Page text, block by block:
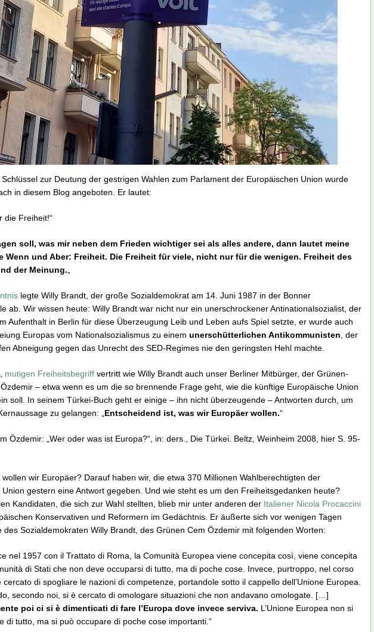
zur Deutung der gestrigen Wahlen zum Parlament der Europäischen Union wurde
in diesem Blog angeboten. Er lautet:
die Freiheit!“
soll, was mir neben dem Frieden wichtiger sei als alles andere, dann lautet meine
Wenn und Aber: Freiheit. Die Freiheit für viele, nicht nur für die wenigen. Freiheit des
der Meinung.
legte Willy Brandt, der große Sozialdemokrat am 14. Juni 1987 in der Bonner
ab. Wir wissen heute: Willy Brandt war nicht nur ein unerschrockener Antinationalsozialist, der
Aufenthalt in Berlin für diese Überzeugung Leib und Leben aufs Spiel setzte, er wurde auch
Europas vom Nationalsozialismus zu einem unerschütterlichen Antikommunisten , der
Abneigung gegen das Unrecht des SED-Regimes nie den geringsten Hehl machte.
mutigen Freiheitsbegriff vertritt wie Willy Brandt auch unser Berliner Mitbürger, der Grünen-
– etwa wenn es um die so brennende Frage geht, wie die künftige Europäische Union
soll. In seinem Türkei-Buch geht er einige – ihn nicht überzeugende – Antworten durch, um
zu gelangen: „ Entscheidend ist, was wir Europäer wollen.“
Özdemir: „Wer oder was ist Europa?“, in: ders., Die Türkei. Beltz, Weinheim 2008, hier S. 95-
wollen wir Europäer? Darauf haben wir, die etwa 370 Millionen Wahlberechtigten der
Union gestern eine Antwort gegeben. Und wie steht es um den Freiheitsgedanken heute?
Kandidaten, die sich zur Wahl stellten, blieb mir unter anderen der Italiener Nicola Procaccini
Konservativen und Reformern im Gedächtnis. Er äußerte sich vor wenigen Tagen
des Sozialdemokraten Willy Brandt, des Grünen Cem Özdemir mit folgenden Worten:
nel 1957 con il Trattato di Roma, la Comunità Europea viene concepita così, viene concepita
di Stati che non deve occuparsi di tutto, ma di poche cose. Invece, purtroppo, nel corso
cercato di spogliare le nazioni di competenze, portandole sotto il cappello dell’Unione Europea.
secondo noi, si è cercato di omologare situazioni che non andavano omologate. […]
poi ci si è dimenticati di fare l’Europa dove invece serviva. L’Unione Europea non si
di tutto, ma si può occupare di poche cose importanti.“